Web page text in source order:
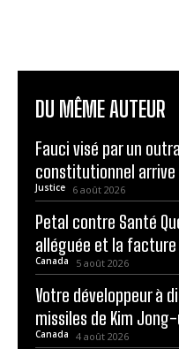
DU MÊME AUTEUR
Fauci visé par un
constitutionnel
Justice 6 août 2026
Petal contre Santé
alléguée et la facture
Canada 5 août 2026
Votre développeur à
missiles de Kim
Canada 4 août 2026